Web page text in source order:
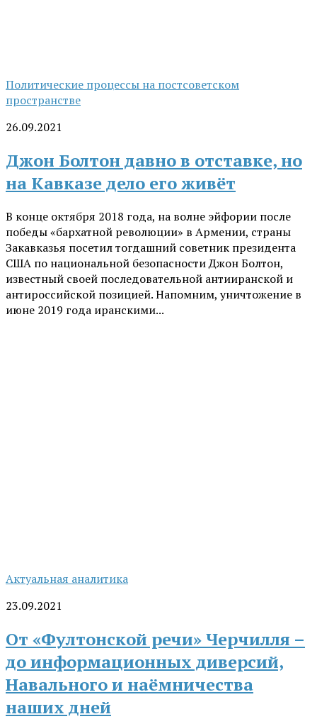
Политические процессы на постсоветском
пространстве
26.09.2021
Джон Болтон давно в отставке, но
на Кавказе дело его живёт
В конце октября 2018 года, на волне эйфории после
победы «бархатной революции» в Армении, страны
Закавказья посетил тогдашний советник президента
США по национальной безопасности Джон Болтон,
известный своей последовательной антииранской и
антироссийской позицией. Напомним, уничтожение в
июне 2019 года иранскими...
Актуальная аналитика
23.09.2021
От «Фултонской речи» Черчилля –
до информационных диверсий,
Навального и наёмничества
наших дней